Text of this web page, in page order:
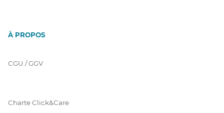
À PROPOS
CGU / GGV
Charte Click&Care